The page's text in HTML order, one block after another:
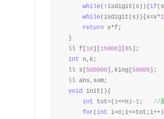
while(!isdigit(s)){ if
while(isdigit(s)){x=x*
return x*f;
    }
    ll f[
10][ 15000][ 85];
int n,k;
    ll s[
500000],king[ 50000];
    ll ans,sum;
void init(){
int tot=( 1<<n)-1; //
for ( int i=0;i<=tot;i++